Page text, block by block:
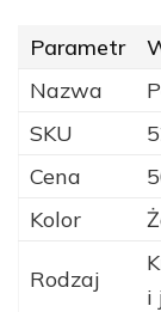
Parametr
Nazwa
SKU
Cena
Kolor
Rodzaj
i